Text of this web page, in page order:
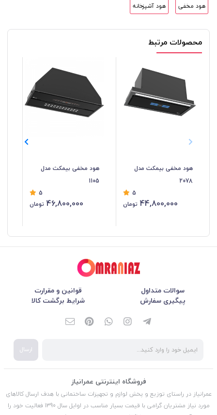
هود مخفی هود آشپزخانه
محصولات مرتبط
هود مخفی بیمکث مدل
2078
5
44,800,000 تومان
هود مخفی بیمکث مدل
1105
5
46,800,000 تومان
سوالات متداول
قوانین و مقرارت
پیگیری سفارش
شرایط برگشت کالا
ارسال
فروشگاه اینترنتی عمرانیاز
عمرانیاز در راستای توزیع و پخش لوازم و تجهیزات ساختمانی با هدف ارسال کالاهای
مورد نیاز مشتریان گرامی با قیمت بسیار مناسب در اوایل سال 1390 فعالیت خود را